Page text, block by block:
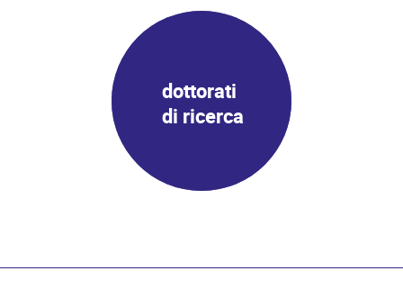
dottorati
di ricerca